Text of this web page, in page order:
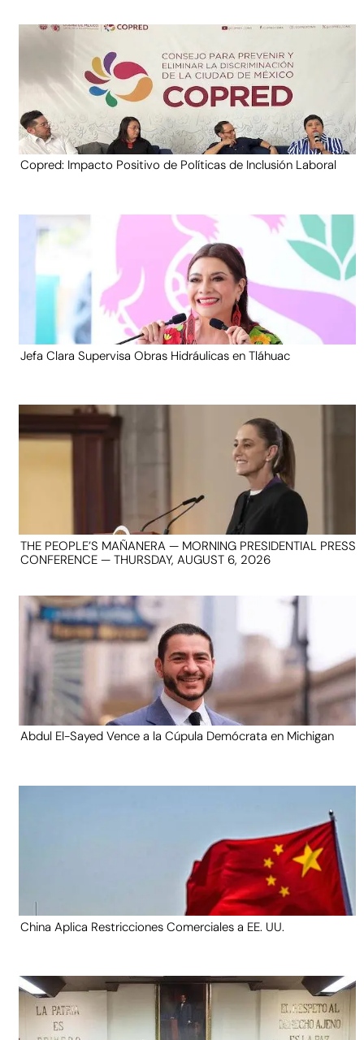
Copred: Impacto Positivo de Políticas de Inclusión Laboral
Jefa Clara Supervisa Obras Hidráulicas en Tláhuac
THE PEOPLE’S MAÑANERA — MORNING PRESIDENTIAL PRESS
CONFERENCE — THURSDAY, AUGUST 6, 2026
Abdul El-Sayed Vence a la Cúpula Demócrata en Michigan
China Aplica Restricciones Comerciales a EE. UU.